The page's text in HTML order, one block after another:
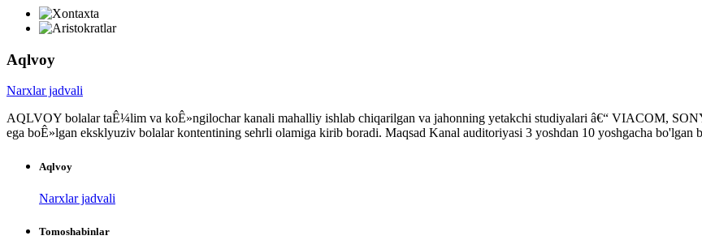
Aqlvoy
Narxlar jadvali
AQLVOY bolalar taÊ¼lim va koÊ»ngilochar kanali mahalliy ishlab chiqarilgan va jahonning yetakchi studiyalari â€“ VIACOM,
ega boÊ»lgan eksklyuziv bolalar kontentining sehrli olamiga kirib boradi. Maqsad Kanal auditoriyasi 3 yoshdan 10 yoshgacha bo'lgan
Aqlvoy
Narxlar jadvali
Tomoshabinlar